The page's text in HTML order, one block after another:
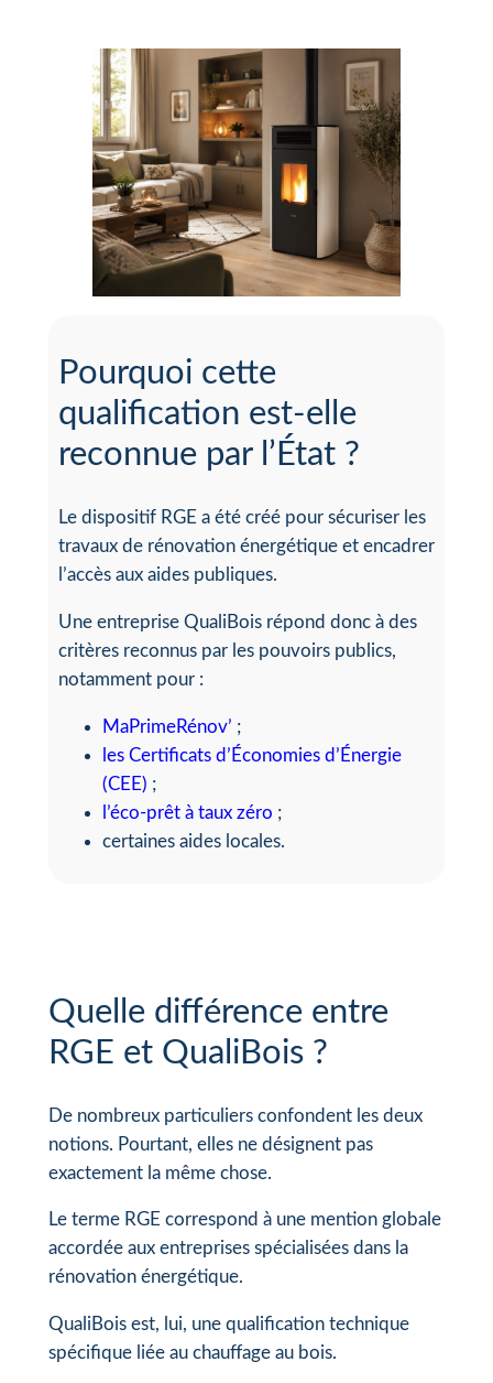
Pourquoi cette
qualification est-elle
reconnue par l’État ?
Le dispositif RGE a été créé pour sécuriser les
travaux de rénovation énergétique et encadrer
l’accès aux aides publiques.
Une entreprise QualiBois répond donc à des
critères reconnus par les pouvoirs publics,
notamment pour :
MaPrimeRénov’ ;
les Certificats d’Économies d’Énergie
(CEE) ;
l’éco-prêt à taux zéro ;
certaines aides locales.
Quelle différence entre
RGE et QualiBois ?
De nombreux particuliers confondent les deux
notions. Pourtant, elles ne désignent pas
exactement la même chose.
Le terme RGE correspond à une mention globale
accordée aux entreprises spécialisées dans la
rénovation énergétique.
QualiBois est, lui, une qualification technique
spécifique liée au chauffage au bois.